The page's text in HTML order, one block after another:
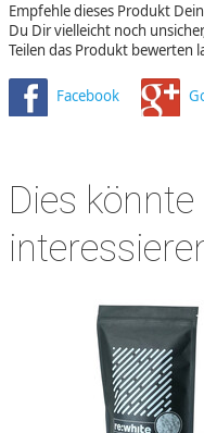
Empfehle dieses Produkt
Du Dir vielleicht noch
Teilen das Produkt bewerten
Facebook
Dies